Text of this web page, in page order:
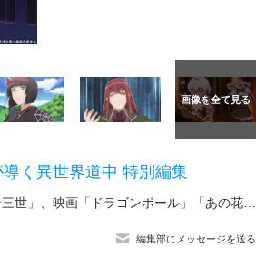
導く異世界道中 特別編集
編集部にメッセージを送る